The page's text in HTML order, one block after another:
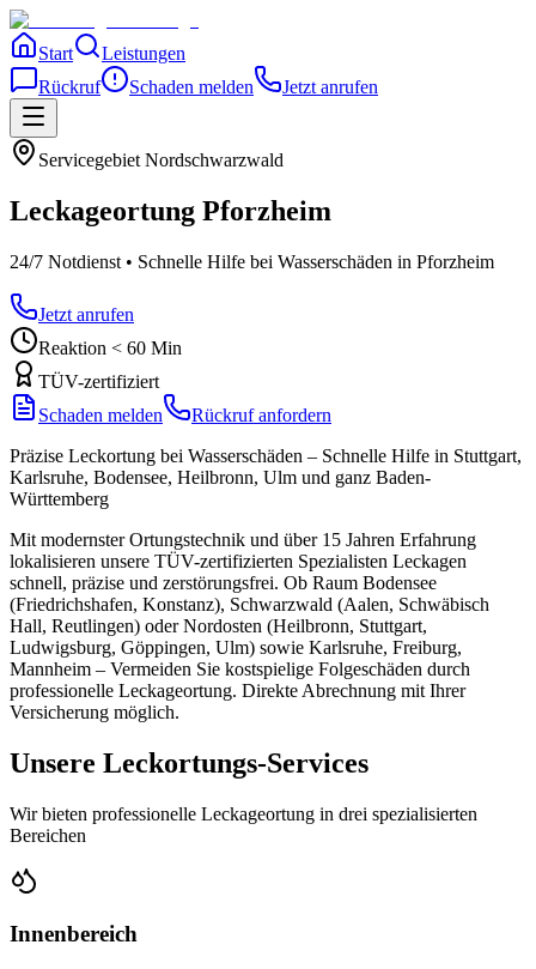
Start
Leistungen
Rückruf
Schaden melden Jetzt anrufen
Servicegebiet Nordschwarzwald
Leckageortung Pforzheim
24/7 Notdienst • Schnelle Hilfe bei Wasserschäden in Pforzheim
Jetzt anrufen
Reaktion < 60 Min
TÜV-zertifiziert
Schaden melden
Rückruf anfordern
Präzise Leckortung bei Wasserschäden – Schnelle Hilfe in Stuttgart,
Karlsruhe, Bodensee, Heilbronn, Ulm und ganz Baden-
Württemberg
Mit modernster Ortungstechnik und über 15 Jahren Erfahrung
lokalisieren unsere TÜV-zertifizierten Spezialisten Leckagen
schnell, präzise und zerstörungsfrei. Ob Raum Bodensee
(Friedrichshafen, Konstanz), Schwarzwald (Aalen, Schwäbisch
Hall, Reutlingen) oder Nordosten (Heilbronn, Stuttgart,
Ludwigsburg, Göppingen, Ulm) sowie Karlsruhe, Freiburg,
Mannheim – Vermeiden Sie kostspielige Folgeschäden durch
professionelle Leckageortung. Direkte Abrechnung mit Ihrer
Versicherung möglich.
Unsere Leckortungs-Services
Wir bieten professionelle Leckageortung in drei spezialisierten
Bereichen
Innenbereich